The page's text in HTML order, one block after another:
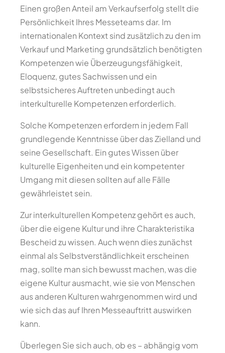
Einen großen Anteil am Verkaufserfolg stellt die
Persönlichkeit Ihres Messeteams dar. Im
internationalen Kontext sind zusätzlich zu den im
Verkauf und Marketing grundsätzlich benötigten
Kompetenzen wie Überzeugungsfähigkeit,
Eloquenz, gutes Sachwissen und ein
selbstsicheres Auftreten unbedingt auch
interkulturelle Kompetenzen erforderlich.
Solche Kompetenzen erfordern in jedem Fall
grundlegende Kenntnisse über das Zielland und
seine Gesellschaft. Ein gutes Wissen über
kulturelle Eigenheiten und ein kompetenter
Umgang mit diesen sollten auf alle Fälle
gewährleistet sein.
Zur interkulturellen Kompetenz gehört es auch,
über die eigene Kultur und ihre Charakteristika
Bescheid zu wissen. Auch wenn dies zunächst
einmal als Selbstverständlichkeit erscheinen
mag, sollte man sich bewusst machen, was die
eigene Kultur ausmacht, wie sie von Menschen
aus anderen Kulturen wahrgenommen wird und
wie sich das auf Ihren Messeauftritt auswirken
kann.
Überlegen Sie sich auch, ob es – abhängig vom